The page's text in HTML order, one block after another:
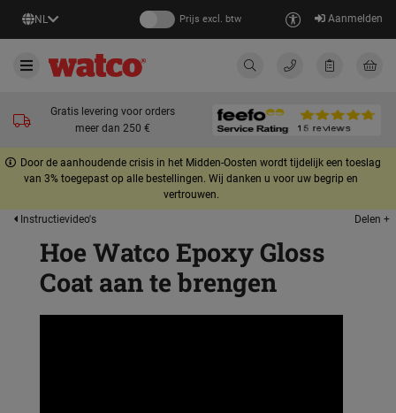
NL Prijs excl. btw Aanmelden
Gratis levering voor orders
meer dan 250 €
Door de aanhoudende crisis in het Midden-Oosten wordt tijdelijk een toeslag
van 3% toegepast op alle bestellingen. Wij danken u voor uw begrip en
vertrouwen.
Instructievideo's
Delen +
Hoe Watco Epoxy Gloss
Coat aan te brengen